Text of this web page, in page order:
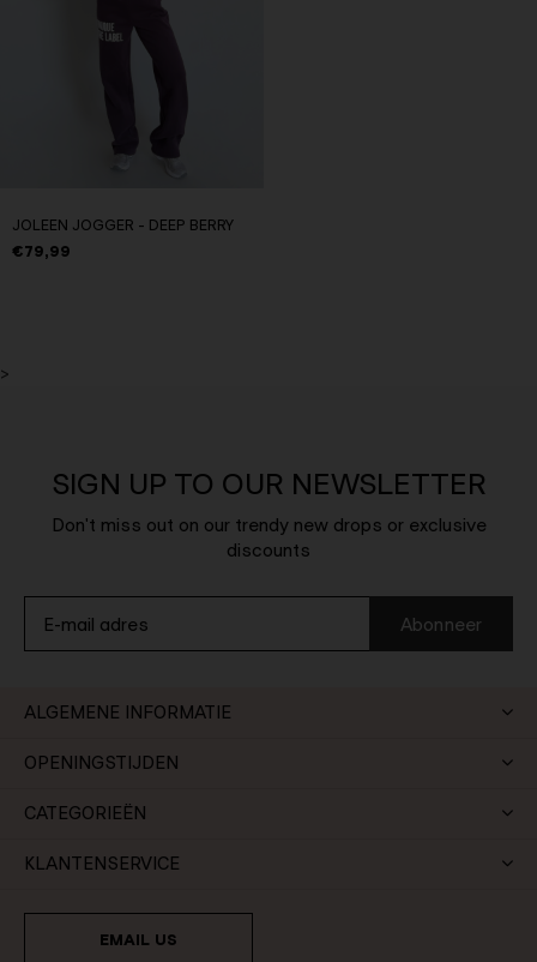
JOLEEN JOGGER - DEEP BERRY
€79,99
>
SIGN UP TO OUR NEWSLETTER
Don't miss out on our trendy new drops or exclusive
discounts
Abonneer
ALGEMENE INFORMATIE
OPENINGSTIJDEN
CATEGORIEËN
KLANTENSERVICE
EMAIL US